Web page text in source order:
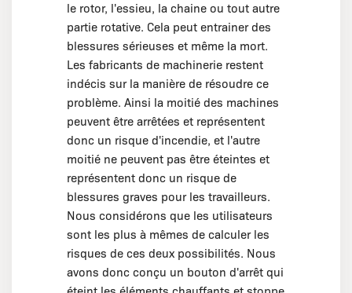
le rotor, l'essieu, la chaine ou tout autre
partie rotative. Cela peut entrainer des
blessures sérieuses et même la mort.
Les fabricants de machinerie restent
indécis sur la manière de résoudre ce
problème. Ainsi la moitié des machines
peuvent être arrêtées et représentent
donc un risque d'incendie, et l'autre
moitié ne peuvent pas être éteintes et
représentent donc un risque de
blessures graves pour les travailleurs.
Nous considérons que les utilisateurs
sont les plus à mêmes de calculer les
risques de ces deux possibilités. Nous
avons donc conçu un bouton d'arrêt qui